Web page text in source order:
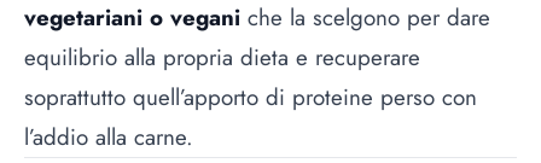
vegetariani o vegani che la scelgono per dare
equilibrio alla propria dieta e recuperare
soprattutto quell’apporto di proteine perso con
l’addio alla carne.